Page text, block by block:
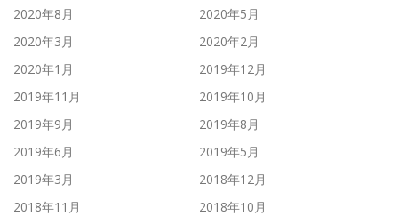
2020年8月
2020年5月
2020年3月
2020年2月
2020年1月
2019年12月
2019年11月
2019年10月
2019年9月
2019年8月
2019年6月
2019年5月
2019年3月
2018年12月
2018年11月
2018年10月